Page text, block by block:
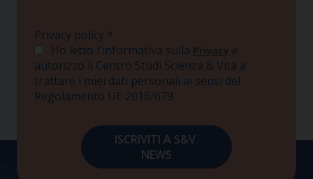
Privacy policy *
Ho letto l'informativa sulla Privacy e
autorizzo il Centro Studi Scienza & Vita a
trattare i miei dati personali ai sensi del
Regolamento UE 2016/679